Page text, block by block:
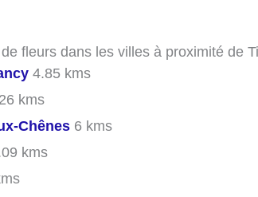
fleurs dans les villes à proximité de
4.85 kms
kms
Chênes 6 kms
kms